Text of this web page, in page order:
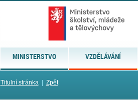
MINISTERSTVO VZDĚLÁVÁNÍ
Titulní stránka| Zpět